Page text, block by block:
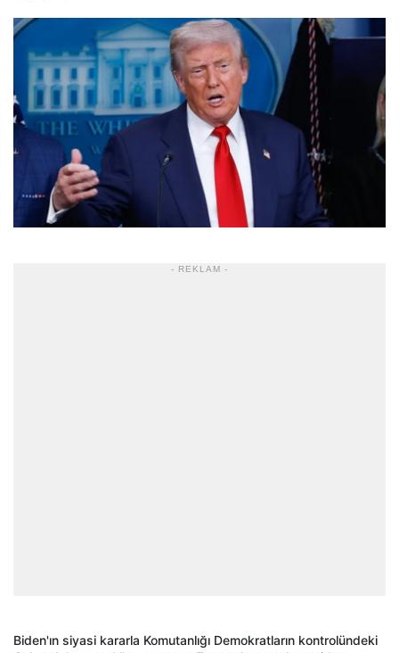
- REKLAM -
Biden'ın siyasi kararla Komutanlığı Demokratların kontrolündeki